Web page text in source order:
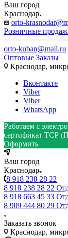
Ваш город
Краснодар
orto-
Розничные
orto-kuban@mail.ru
Оптовые Заказы
Краснодар,
Вконтакте
Viber
Viber
WhatsApp
Работаем с
сертификат ТСР
Оформить
Ваш город
Краснодар
8 918 238 28 22
8 918 238 28 22
8 918 663 45 33
8 909 444 80 29
Заказать звонок
Краснодар,